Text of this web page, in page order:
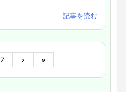
記事を読む
7 › »